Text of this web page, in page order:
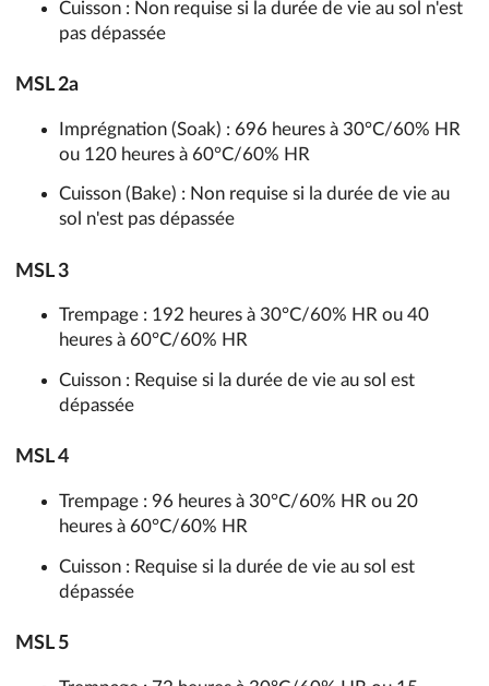
Cuisson : Non requise si la durée de vie au sol n'est
pas dépassée
MSL 2a
Imprégnation (Soak) : 696 heures à 30°C/60% HR
ou 120 heures à 60°C/60% HR
Cuisson (Bake) : Non requise si la durée de vie au
sol n'est pas dépassée
MSL 3
Trempage : 192 heures à 30°C/60% HR ou 40
heures à 60°C/60% HR
Cuisson : Requise si la durée de vie au sol est
dépassée
MSL 4
Trempage : 96 heures à 30°C/60% HR ou 20
heures à 60°C/60% HR
Cuisson : Requise si la durée de vie au sol est
dépassée
MSL 5